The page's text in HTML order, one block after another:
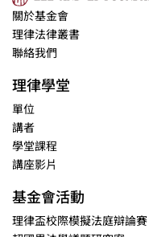
關於基金會
理律法律叢書
聯絡我們
理律學堂
單位
講者
學堂課程
講座影片
基金會活動
理律盃校際模擬法庭辯論賽